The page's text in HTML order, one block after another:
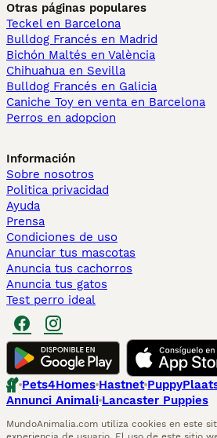
Otras páginas populares
Teckel en Barcelona
Bulldog Francés en Madrid
Bichón Maltés en València
Chihuahua en Sevilla
Bulldog Francés en Galicia
Caniche Toy en venta en Barcelona
Perros en adopcion
Información
Sobre nosotros
Politica privacidad
Ayuda
Prensa
Condiciones de uso
Anunciar tus mascotas
Anuncia tus cachorros
Anuncia tus gatos
Test perro ideal
Pets4Homes Hastnet
Annunci Animali Lancaster Puppies
MundoAnimalia.com utiliza cookies en este